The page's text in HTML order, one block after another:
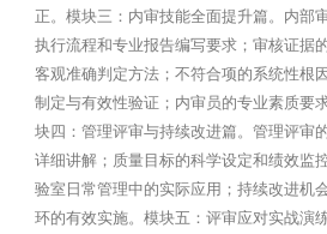
正。模块三：内审技能全面提升篇。内部
执行流程和专业报告编写要求；审核证据
客观准确判定方法；不符合项的系统性根
制定与有效性验证；内审员的专业素质要
块四：管理评审与持续改进篇。管理评审
详细讲解；质量目标的科学设定和绩效监
验室日常管理中的实际应用；持续改进机
环的有效实施。模块五：评审应对实战演